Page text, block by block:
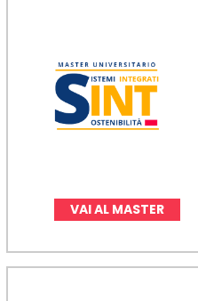
VAI AL MASTER